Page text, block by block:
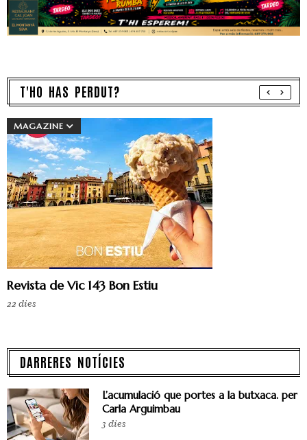
T'HO HAS PERDUT?
MAGAZINE
Revista de Vic 143 Bon Estiu
22 dies
DARRERES NOTÍCIES
L’acumulació que portes a la butxaca. per
Carla Arguimbau
3 dies